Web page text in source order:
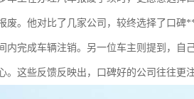
废。他对比了几家公司，较终选择了口
内完成车辆注销。另一位车主则提到，
。这些反馈反映出，口碑好的公司往往更